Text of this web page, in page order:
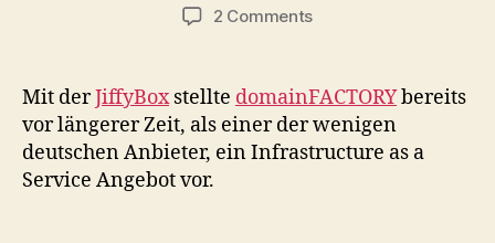
2 Commentson
"JiffyBox"!
Mit derJiffyBoxstellte domainFACTORYbereits
vor längerer Zeit, als einer der wenigen
deutschen Anbieter, ein Infrastructure as a
Service Angebot vor.